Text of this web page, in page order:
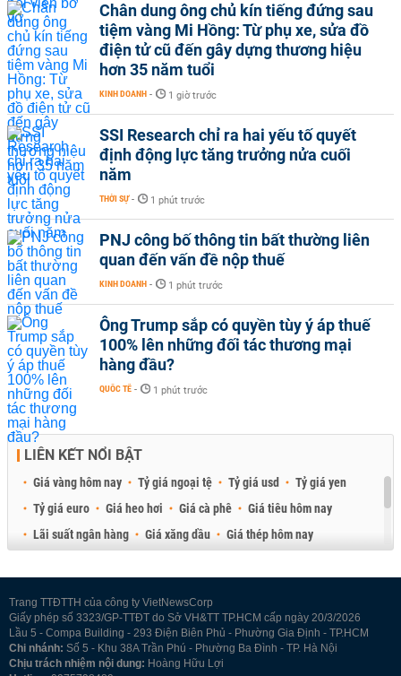
Chân dung ông chủ kín tiếng đứng sau
tiệm vàng Mi Hồng: Từ phụ xe, sửa đồ
điện tử cũ đến gây dựng thương hiệu
hơn 35 năm tuổi
KINH DOANH - 1 giờ trước
SSI Research chỉ ra hai yếu tố quyết
định động lực tăng trưởng nửa cuối
năm
THỜI SỰ - 1 phút trước
PNJ công bố thông tin bất thường liên
quan đến vấn đề nộp thuế
KINH DOANH - 1 phút trước
Ông Trump sắp có quyền tùy ý áp thuế
100% lên những đối tác thương mại
hàng đầu?
QUỐC TẾ - 1 phút trước
LIÊN KẾT NỔI BẬT
Giá vàng hôm nay Tỷ giá ngoại tệ Tỷ giá usd
Tỷ giá yen
Tỷ giá euro
Giá heo hơi Giá cà phê
Giá tiêu hôm nay
Lãi suất ngân hàng
Giá xăng dầu
Giá thép hôm nay
Trang TTĐTTH của công ty VietNewsCorp
Giấy phép số 3323/GP-TTĐT do Sở VH&TT TP.HCM cấp ngày 20/3/2026
Lầu 5 - Compa Building - 293 Điện Biên Phủ - Phường Gia Định - TP.HCM
Chi nhánh: Số 5 - Khu 38A Trần Phú - Phường Ba Đình - TP. Hà Nội
Chịu trách nhiệm nội dung: Hoàng Hữu Lợi